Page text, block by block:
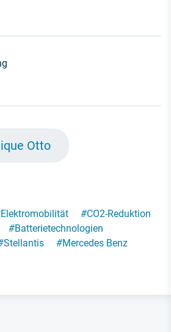
Otto
Elektromobilität #CO2-Reduktion
#Batterietechnologien
Stellantis #Mercedes Benz